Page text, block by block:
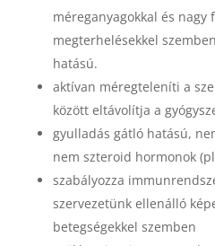
méreganyagokkal és nagy
megterhelésekkel
hatású.
aktívan méregteleníti a
között eltávolítja a
gyulladás gátló hatású,
nem szteroid hormonok
szabályozza
szervezetünk ellenálló
betegségekkel szemben